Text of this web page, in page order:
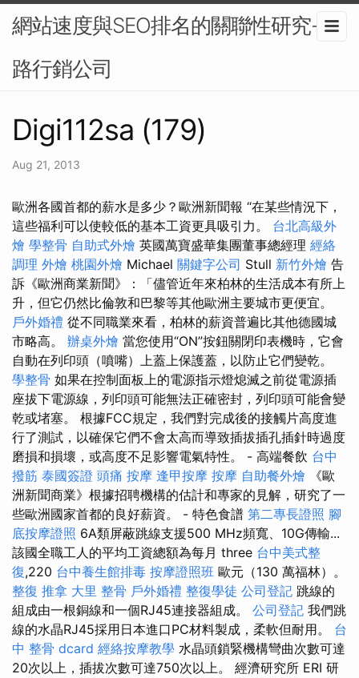
網站速度與SEO排名的關聯性研究-網
路行銷公司
Digi112sa (179)
Aug 21, 2013
歐洲各國首都的薪水是多少？歐洲新聞報 “在某些情況下，
這些福利可以使較低的基本工資更具吸引力。 台北高級外
燴 學整骨 自助式外燴 英國萬寶盛華集團董事總經理 經絡
調理 外燴 桃園外燴 Michael 關鍵字公司 Stull 新竹外燴 告
訴《歐洲商業新聞》：「儘管近年來柏林的生活成本有所上
升，但它仍然比倫敦和巴黎等其他歐洲主要城市更便宜。
戶外婚禮 從不同職業來看，柏林的薪資普遍比其他德國城
市略高。 辦桌外燴 當您使用“ON”按鈕關閉印表機時，它會
自動在列印頭（噴嘴）上蓋上保護蓋，以防止它們變乾。
學整骨 如果在控制面板上的電源指示燈熄滅之前從電源插
座拔下電源線，列印頭可能無法正確密封，列印頭可能會變
乾或堵塞。 根據FCC規定，我們對完成後的接觸片高度進
行了測試，以確保它們不會太高而導致插拔插孔插針時過度
磨損和損壞，或高度不足影響電氣特性。 - 高端餐飲 台中
撥筋 泰國簽證 頭痛 按摩 逢甲按摩 按摩 自助餐外燴 《歐
洲新聞商業》根據招聘機構的估計和專家的見解，研究了一
些歐洲國家首都的良好薪資。 - 特色食譜 第二專長證照 腳
底按摩證照 6A類屏蔽跳線支援500 MHz頻寬、10G傳輸...
該國全職工人的平均工資總額為每月 three 台中美式整
復,220 台中養生館排毒 按摩證照班 歐元（130 萬福林）。
整復 推拿 大里 整骨 戶外婚禮 整復學徒 公司登記 跳線的
組成由一根銅線和一個RJ45連接器組成。 公司登記 我們跳
線的水晶RJ45採用日本進口PC材料製成，柔軟但耐用。 台
中 整骨 dcard 經絡按摩教學 水晶頭鎖緊機構彎曲次數可達
20次以上，插拔次數可達750次以上。 經濟研究所 ERI 研